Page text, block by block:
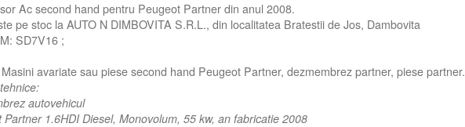
Ac second hand pentru Peugeot Partner din anul 2008.
pe stoc la AUTO N DIMBOVITA S.R.L., din localitatea Bratestii de Jos, Dambovita
SD7V16 ;
avariate sau piese second hand Peugeot Partner, dezmembrez partner, piese partner.
autovehicul
Partner 1.6HDI Diesel, Monovolum, 55 kw, an fabricatie 2008